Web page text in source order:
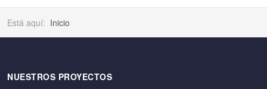
Está aquí: Inicio
NUESTROS PROYECTOS